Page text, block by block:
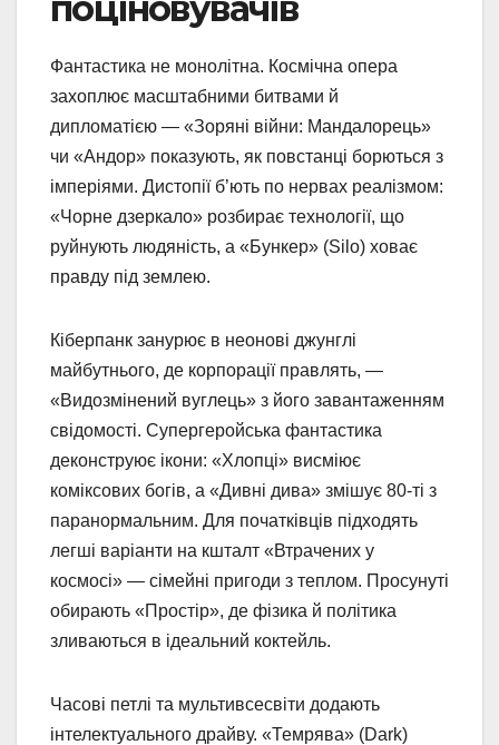
Фантастика не монолітна. Космічна опера
захоплює масштабними битвами й
дипломатією — «Зоряні війни: Мандалорець»
чи «Андор» показують, як повстанці борються з
імперіями. Дистопії б’ють по нервах реалізмом:
«Чорне дзеркало» розбирає технології, що
руйнують людяність, а «Бункер» (Silo) ховає
правду під землею.
Кіберпанк занурює в неонові джунглі
майбутнього, де корпорації правлять, —
«Видозмінений вуглець» з його завантаженням
свідомості. Супергеройська фантастика
деконструює ікони: «Хлопці» висміює
коміксових богів, а «Дивні дива» змішує 80-ті з
паранормальним. Для початківців підходять
легші варіанти на кшталт «Втрачених у
космосі» — сімейні пригоди з теплом. Просунуті
обирають «Простір», де фізика й політика
зливаються в ідеальний коктейль.
Часові петлі та мультивсесвіти додають
інтелектуального драйву. «Темрява» (Dark)